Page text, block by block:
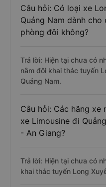
Câu hỏi: Có loại xe
Quảng Nam dành
phòng đôi không?
Trả lời: Hiện tại chưa có
nằm đôi khai thác tuyến
Quảng Nam.
Câu hỏi: Các hãng xe
xe Limousine đi
- An Giang?
Trả lời: Hiện tại chưa có
khai thác tuyến Long